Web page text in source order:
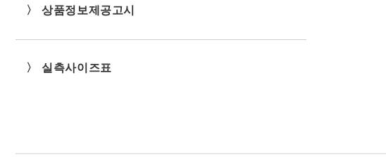
〉 상품정보제공고시
〉 실측사이즈표